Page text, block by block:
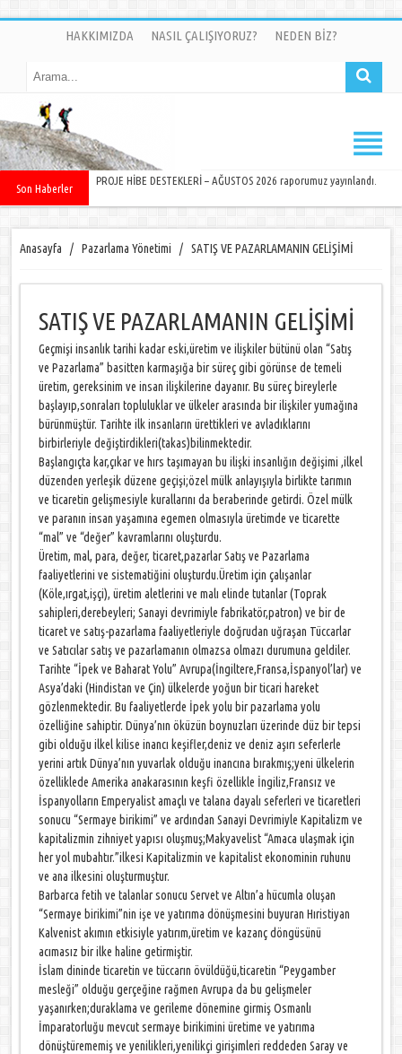
HAKKIMIZDA NASIL ÇALIŞIYORUZ? NEDEN BİZ?
Son Haberler
PROJE HİBE DESTEKLERİ – AĞUSTOS 2026 raporumuz yayınlandı.
Anasayfa / Pazarlama Yönetimi / SATIŞ VE PAZARLAMANIN GELİŞİMİ
SATIŞ VE PAZARLAMANIN GELİŞİMİ
Geçmişi insanlık tarihi kadar eski,üretim ve ilişkiler bütünü olan “Satış
ve Pazarlama” basitten karmaşığa bir süreç gibi görünse de temeli
üretim, gereksinim ve insan ilişkilerine dayanır. Bu süreç bireylerle
başlayıp,sonraları topluluklar ve ülkeler arasında bir ilişkiler yumağına
bürünmüştür. Tarihte ilk insanların ürettikleri ve avladıklarını
birbirleriyle değiştirdikleri(takas)bilinmektedir.
Başlangıçta kar,çıkar ve hırs taşımayan bu ilişki insanlığın değişimi ,ilkel
düzenden yerleşik düzene geçişi;özel mülk anlayışıyla birlikte tarımın
ve ticaretin gelişmesiyle kurallarını da beraberinde getirdi. Özel mülk
ve paranın insan yaşamına egemen olmasıyla üretimde ve ticarette
“mal” ve “değer” kavramlarını oluşturdu.
Üretim, mal, para, değer, ticaret,pazarlar Satış ve Pazarlama
faaliyetlerini ve sistematiğini oluşturdu.Üretim için çalışanlar
(Köle,ırgat,işçi), üretim aletlerini ve malı elinde tutanlar (Toprak
sahipleri,derebeyleri; Sanayi devrimiyle fabrikatör,patron) ve bir de
ticaret ve satış-pazarlama faaliyetleriyle doğrudan uğraşan Tüccarlar
ve Satıcılar satış ve pazarlamanın olmazsa olmazı durumuna geldiler.
Tarihte “İpek ve Baharat Yolu” Avrupa(İngiltere,Fransa,İspanyol’lar) ve
Asya’daki (Hindistan ve Çin) ülkelerde yoğun bir ticari hareket
gözlenmektedir. Bu faaliyetlerde İpek yolu bir pazarlama yolu
özelliğine sahiptir. Dünya’nın öküzün boynuzları üzerinde düz bir tepsi
gibi olduğu ilkel kilise inancı keşifler,deniz ve deniz aşırı seferlerle
yerini artık Dünya’nın yuvarlak olduğu inancına bırakmış;yeni ülkelerin
özelliklede Amerika anakarasının keşfi özellikle İngiliz,Fransız ve
İspanyolların Emperyalist amaçlı ve talana dayalı seferleri ve ticaretleri
sonucu “Sermaye birikimi” ve ardından Sanayi Devrimiyle Kapitalizm ve
kapitalizmin zihniyet yapısı oluşmuş;Makyavelist “Amaca ulaşmak için
her yol mubahtır.”ilkesi Kapitalizmin ve kapitalist ekonominin ruhunu
ve ana ilkesini oluşturmuştur.
Barbarca fetih ve talanlar sonucu Servet ve Altın’a hücumla oluşan
“Sermaye birikimi”nin işe ve yatırıma dönüşmesini buyuran Hıristiyan
Kalvenist akımın etkisiyle yatırım,üretim ve kazanç döngüsünü
acımasız bir ilke haline getirmiştir.
İslam dininde ticaretin ve tüccarın övüldüğü,ticaretin “Peygamber
mesleği” olduğu gerçeğine rağmen Avrupa da bu gelişmeler
yaşanırken;duraklama ve gerileme dönemine girmiş Osmanlı
İmparatorluğu mevcut sermaye birikimini üretime ve yatırıma
dönüştürememiş ve yenilikleri,yenilikçi girişimleri reddeden Saray ve